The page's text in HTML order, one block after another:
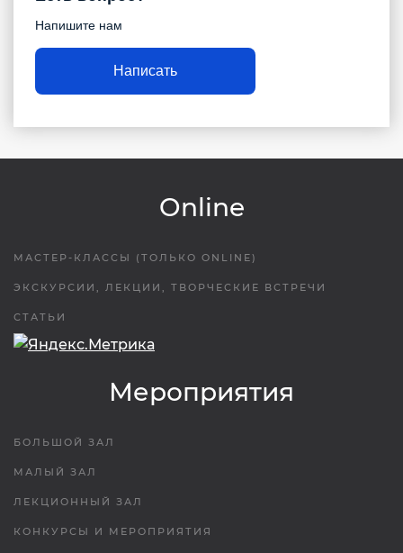
Напишите нам
Написать
Online
МАСТЕР-КЛАССЫ (ТОЛЬКО ONLINE)
ЭКСКУРСИИ, ЛЕКЦИИ, ТВОРЧЕСКИЕ ВСТРЕЧИ
СТАТЬИ
Мероприятия
БОЛЬШОЙ ЗАЛ
МАЛЫЙ ЗАЛ
ЛЕКЦИОННЫЙ ЗАЛ
КОНКУРСЫ И МЕРОПРИЯТИЯ